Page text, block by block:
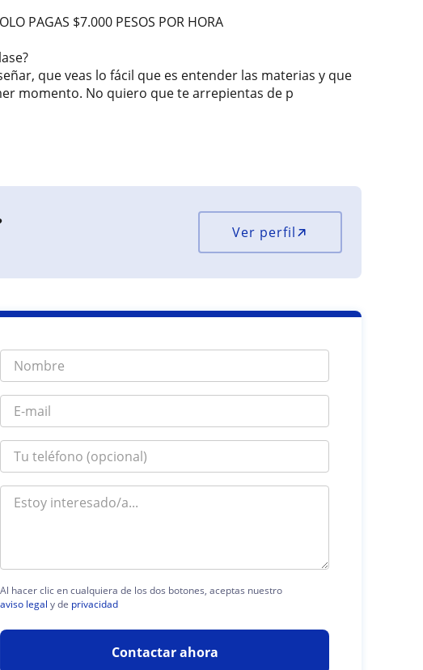
PAGAS $7.000 PESOS POR HORA
que veas lo fácil que es entender las materias y que
momento. No quiero que te arrepientas de p
Ver perfil
Al hacer clic en cualquiera de los dos botones, aceptas nuestro
aviso legal y de privacidad
Contactar ahora